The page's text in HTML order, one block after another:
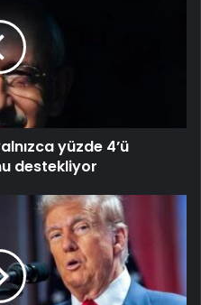
yüzde 4’ü
destekliyor